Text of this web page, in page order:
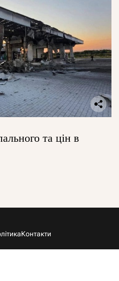
та цін в
Контакти